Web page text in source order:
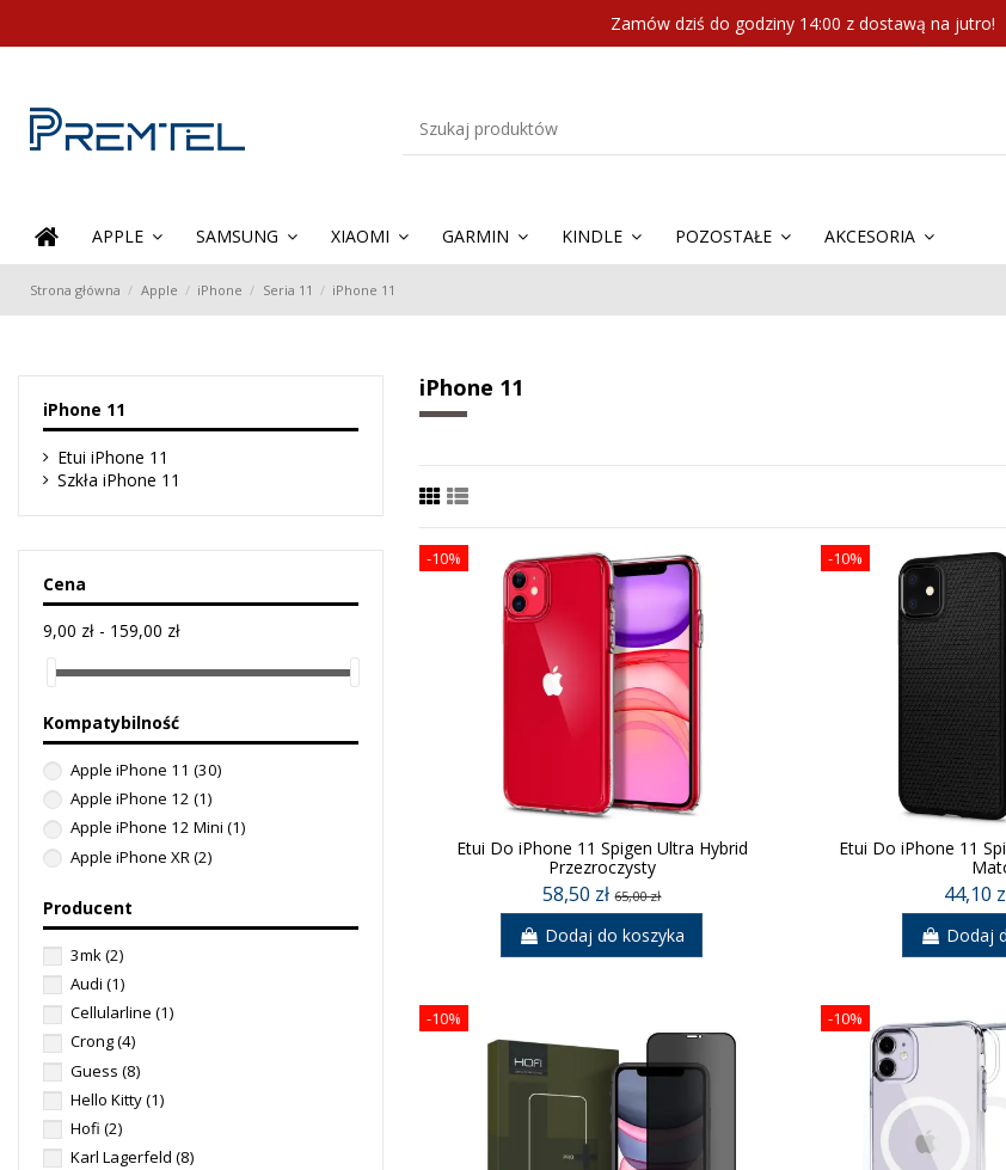
Zamów dziś do godziny 14:00 z dostawą na jutro!
APPLE SAMSUNG XIAOMI GARMIN KINDLE POZOSTAŁE AKCESORIA
Strona główna Apple iPhone Seria 11 iPhone 11
iPhone 11
Etui iPhone 11
Szkła iPhone 11
Cena
9,00 zł - 159,00 zł
Kompatybilność
Apple iPhone 11 (30)
Apple iPhone 12 (1)
Apple iPhone 12 Mini (1)
Apple iPhone XR (2)
Producent
3mk(2)
Audi (1)
Cellularline (1)
Crong(4)
Guess (8)
Hello Kitty(1)
Hofi (2)
Karl Lagerfeld (8)
iPhone 11
-10%
Etui Do iPhone 11 Spigen Ultra Hybrid
Przezroczysty
58,50 zł65,00 zł
Dodaj do koszyka
-10%
Etui Do iPhone 11
44,10
Dodaj
-10% -10%